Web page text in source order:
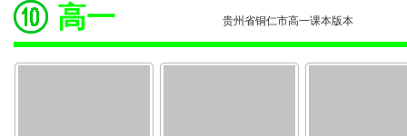
高一 贵州省铜仁市高一课本版本